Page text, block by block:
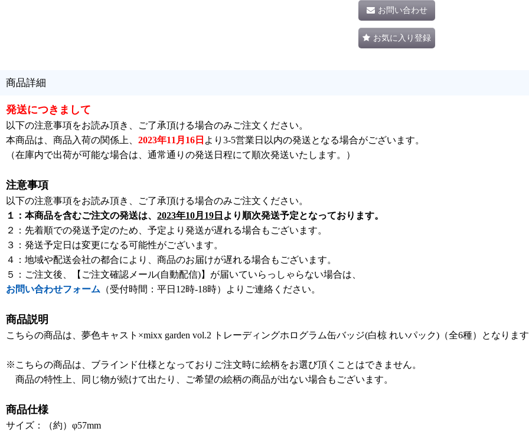
お問い合わせ
お気に入り登録
商品詳細
発送につきまして
以下の注意事項をお読み頂き、ご了承頂ける場合のみご注文ください。
本商品は、商品入荷の関係上、 2023年11月16日 より3-5営業日以内の発送となる場合がございます。
（在庫内で出荷が可能な場合は、通常通りの発送日程にて順次発送いたします。）
注意事項
以下の注意事項をお読み頂き、ご了承頂ける場合のみご注文ください。
１：本商品を含むご注文の発送は、 2023年10月19日 より順次発送予定となっております。
２：先着順での発送予定のため、予定より発送が遅れる場合もございます。
３：発送予定日は変更になる可能性がございます。
４：地域や配送会社の都合により、商品のお届けが遅れる場合もございます。
５：ご注文後、【ご注文確認メール(自動配信)】が届いていらっしゃらない場合は、
お問い合わせフォーム （受付時間：平日12時-18時）よりご連絡ください。
商品説明
こちらの商品は、夢色キャスト×mixx garden vol.2 トレーディングホログラム缶バッジ(白椋 れいパック)（全6種）となりま
※こちらの商品は、ブラインド仕様となっておりご注文時に絵柄をお選び頂くことはできません。
商品の特性上、同じ物が続けて出たり、ご希望の絵柄の商品が出ない場合もございます。
商品仕様
サイズ：（約）φ57mm